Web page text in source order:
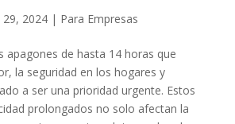
29, 2024| Para Empresas
apagones de hasta 14 horas que
la seguridad en los hogares y
a ser una prioridad urgente. Estos
prolongados no solo afectan la